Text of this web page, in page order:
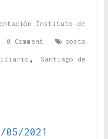
Instituto de
0 Comment costo
, Santiago de
2021